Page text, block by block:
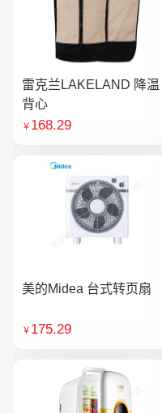
雷克兰LAKELAND 降温
背心
￥ 168.29
美的Midea 台式转页扇
￥ 175.29